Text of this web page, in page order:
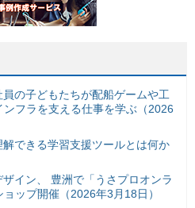
の子どもたちが配船ゲームや工
フラを支える仕事を学ぶ（2026
解できる学習支援ツールとは何か
イン、 豊洲で「うさプロオンラ
ップ開催（2026年3月18日）